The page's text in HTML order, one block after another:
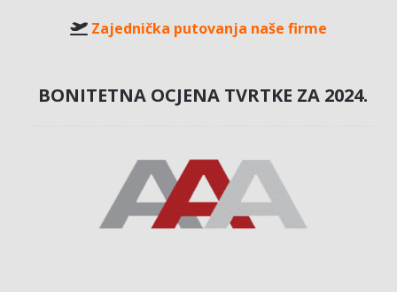
Zajednička putovanja naše firme
BONITETNA OCJENA TVRTKE ZA 2024.